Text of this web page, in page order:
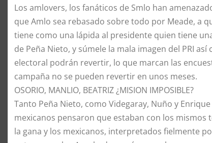
Los amlovers, los fanáticos de Smlo han
que Amlo sea rebasado sobre todo por Meade, a
tiene como una lápida al presidente quien tiene
de Peña Nieto, y súmele la mala imagen del PRI
electoral podrán revertir, lo que marcan las
campaña no se pueden revertir en unos meses.
OSORIO, MANLIO, BEATRIZ ¿MISION IMPOSIBLE?
Tanto Peña Nieto, como Videgaray, Nuño y
mexicanos pensaron que estaban con los
la gana y los mexicanos, interpretados fielmente